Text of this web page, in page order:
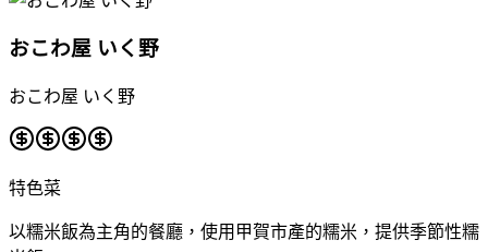
おこわ屋 いく野
おこわ屋 いく野
特色菜
以糯米飯為主角的餐廳，使用甲賀市產的糯米，提供季節性糯